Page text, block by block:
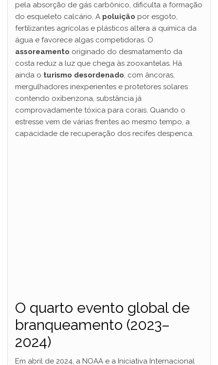
pela absorção de gás carbônico, dificulta a formação
do esqueleto calcário. A poluição por esgoto,
fertilizantes agrícolas e plásticos altera a química da
água e favorece algas competidoras. O
assoreamento originado do desmatamento da
costa reduz a luz que chega às zooxantelas. Há
ainda o turismo desordenado, com âncoras,
mergulhadores inexperientes e protetores solares
contendo oxibenzona, substância já
comprovadamente tóxica para corais. Quando o
estresse vem de várias frentes ao mesmo tempo, a
capacidade de recuperação dos recifes despenca.
O quarto evento global de
branqueamento (2023–
2024)
Em abril de 2024, a NOAA e a Iniciativa Internacional